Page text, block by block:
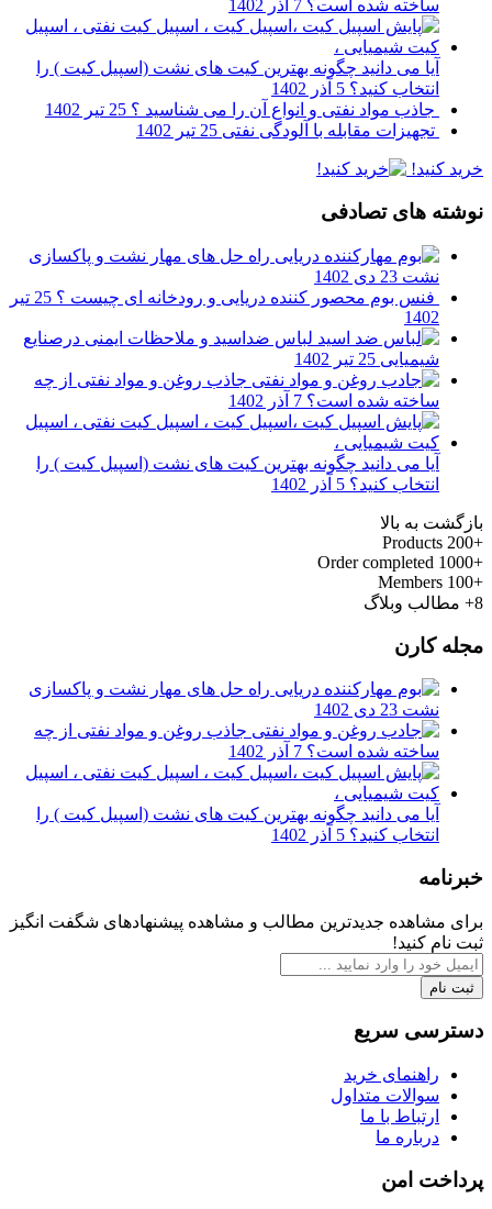
ساخته شده است؟ 7 آذر 1402
آیا می دانید چگونه بهترین کیت های نشت (اسپیل کیت ) را
انتخاب کنید؟ 5 آذر 1402
جاذب مواد نفتی و انواع آن را می شناسید ؟ 25 تیر 1402
تجهیزات مقابله با آلودگی نفتی 25 تیر 1402
خرید کنید!
نوشته های تصادفی
راه حل های مهار نشت و پاکسازی
نشت 23 دی 1402
فنس بوم محصور کننده دریایی و رودخانه ای چیست ؟
25 تیر
1402
لباس ضداسید و ملاحظات ایمنی درصنایع
شیمیایی 25 تیر 1402
جاذب روغن و مواد نفتی از چه
ساخته شده است؟ 7 آذر 1402
آیا می دانید چگونه بهترین کیت های نشت (اسپیل کیت ) را
انتخاب کنید؟ 5 آذر 1402
بازگشت به بالا
+200
Products
+1000
Order completed
+100
Members
8+
مطالب وبلاگ
مجله کارن
راه حل های مهار نشت و پاکسازی
نشت 23 دی 1402
جاذب روغن و مواد نفتی از چه
ساخته شده است؟ 7 آذر 1402
آیا می دانید چگونه بهترین کیت های نشت (اسپیل کیت ) را
انتخاب کنید؟ 5 آذر 1402
خبرنامه
برای مشاهده جدیدترین مطالب و مشاهده پیشنهادهای شگفت انگیز
ثبت نام کنید!
ثبت نام
دسترسی سریع
راهنمای خرید
سوالات متداول
ارتباط با ما
درباره ما
پرداخت امن